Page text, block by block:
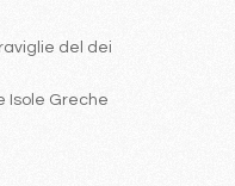
del dei
Isole Greche